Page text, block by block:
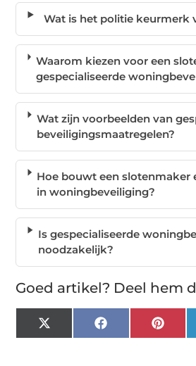
Wat is het politie keurmerk
Waarom kiezen voor een
gespecialiseerde
Wat zijn voorbeelden van
beveiligingsmaatregelen?
Hoe bouwt een slotenmaker
in woningbeveiliging?
Is gespecialiseerde
noodzakelijk?
Goed artikel? Deel hem
X
(Twitter)
Facebook